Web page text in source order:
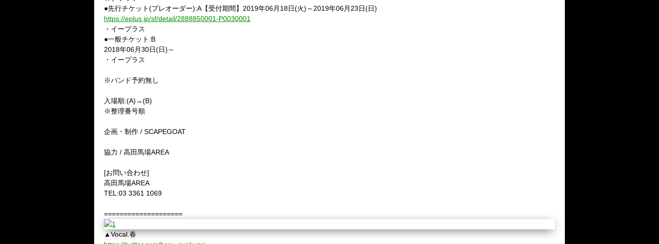
●先行チケット(プレオーダー):A【受付期間】2019年06月18日(火)～2019年06月23日(日)
https://eplus.jp/sf/detail/2888850001-P0030001
・イープラス
●一般チケット:B
2018年06月30日(日)～
・イープラス
※バンド予約無し
入場順:(A)→(B)
※整理番号順
企画・制作 / SCAPEGOAT
協力 / 高田馬場AREA
[お問い合わせ]
高田馬場AREA
TEL:03 3361 1069
====================
▲Vocal.春